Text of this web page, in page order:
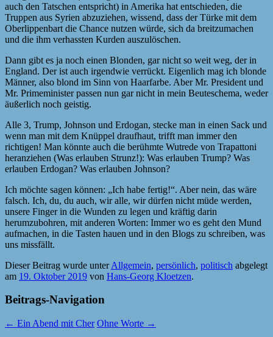
auch den Tatschen entspricht) in Amerika hat entschieden, die
Truppen aus Syrien abzuziehen, wissend, dass der Türke mit dem
Oberlippenbart die Chance nutzen würde, sich da breitzumachen
und die ihm verhassten Kurden auszulöschen.
Dann gibt es ja noch einen Blonden, gar nicht so weit weg, der in
England. Der ist auch irgendwie verrückt. Eigenlich mag ich blonde
Männer, also blond im Sinn von Haarfarbe. Aber Mr. President und
Mr. Primeminister passen nun gar nicht in mein Beuteschema, weder
äußerlich noch geistig.
Alle 3, Trump, Johnson und Erdogan, stecke man in einen Sack und
wenn man mit dem Knüppel draufhaut, trifft man immer den
richtigen! Man könnte auch die berühmte Wutrede von Trapattoni
heranziehen (Was erlauben Strunz!): Was erlauben Trump? Was
erlauben Erdogan? Was erlauben Johnson?
Ich möchte sagen können: „Ich habe fertig!“. Aber nein, das wäre
falsch. Ich, du, du auch, wir alle, wir dürfen nicht müde werden,
unsere Finger in die Wunden zu legen und kräftig darin
herumzubohren, mit anderen Worten: Immer wo es geht den Mund
aufmachen, in die Tasten hauen und in den Blogs zu schreiben, was
uns missfällt.
Dieser Beitrag wurde unterAllgemein, persönlich, politisch abgelegt
am 19. Oktober 2019 von Hans-Georg Kloetzen.
Beitrags-Navigation
← Ein Abend mit Cher Ohne Worte →